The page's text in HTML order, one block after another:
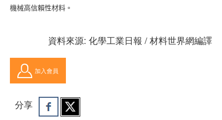
機械高信賴性材料。
資料來源: 化學工業日報 / 材料世界網編譯
加入會員
分享